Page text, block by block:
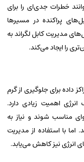
خطرات جدی‌ای را برای
پراکنده در مسیر‌ها
مدیریت کابل لگراند به
را ایجاد می‌کند.
داده برای جلوگیری از گرم
اهمیت زیادی دارد.
مناسب شوند و نیاز به
با استفاده از مدیریت
انرژی نیز کاهش می‌یابد.